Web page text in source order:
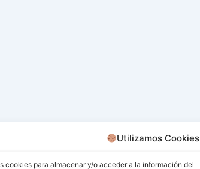
Utilizamos Cookies
cookies para almacenar y/o acceder a la información del